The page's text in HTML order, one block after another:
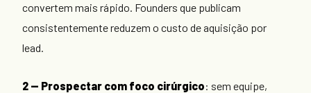
convertem mais rápido. Founders que publicam
consistentemente reduzem o custo de aquisição por
lead.
2 — Prospectar com foco cirúrgico: sem equipe,